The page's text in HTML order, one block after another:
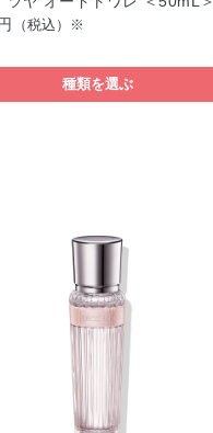
（税込）※
種類を選ぶ